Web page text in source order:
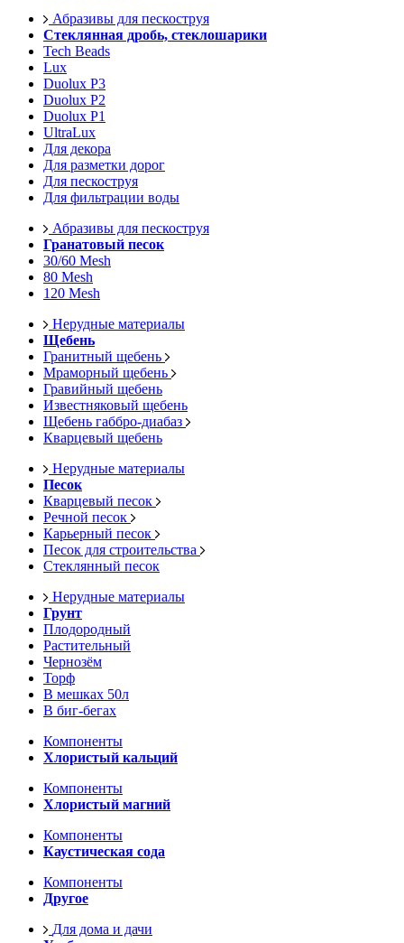
Абразивы для пескоструя
Стеклянная дробь, стеклошарики
Tech Beads
Lux
Duolux P3
Duolux P2
Duolux P1
UltraLux
Для декора
Для разметки дорог
Для пескоструя
Для фильтрации воды
Абразивы для пескоструя
Гранатовый песок
30/60 Mesh
80 Mesh
120 Mesh
Нерудные материалы
Щебень
Гранитный щебень
Мраморный щебень
Гравийный щебень
Известняковый щебень
Щебень габбро-диабаз
Кварцевый щебень
Нерудные материалы
Песок
Кварцевый песок
Речной песок
Карьерный песок
Песок для строительства
Стеклянный песок
Нерудные материалы
Грунт
Плодородный
Растительный
Чернозём
Торф
В мешках 50л
В биг-бегах
Компоненты
Хлористый кальций
Компоненты
Хлористый магний
Компоненты
Каустическая сода
Компоненты
Другое
Для дома и дачи